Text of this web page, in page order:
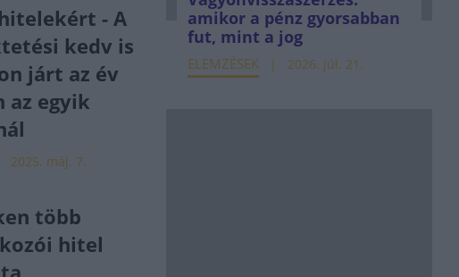
- A
kedv is
járt az év
az egyik
2025. máj. 7.
több
hitel
amikor a pénz gyorsabban
fut, mint a jog
ELEMZÉSEK 2026. júl. 21.